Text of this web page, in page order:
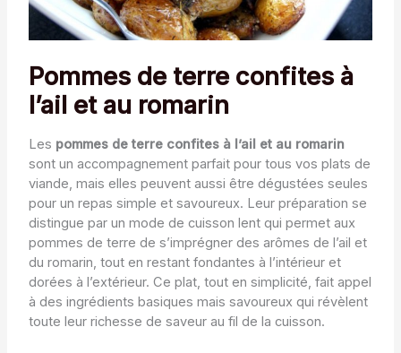
Pommes de terre confites à
l’ail et au romarin
Les pommes de terre confites à l’ail et au romarin
sont un accompagnement parfait pour tous vos plats de
viande, mais elles peuvent aussi être dégustées seules
pour un repas simple et savoureux. Leur préparation se
distingue par un mode de cuisson lent qui permet aux
pommes de terre de s’imprégner des arômes de l’ail et
du romarin, tout en restant fondantes à l’intérieur et
dorées à l’extérieur. Ce plat, tout en simplicité, fait appel
à des ingrédients basiques mais savoureux qui révèlent
toute leur richesse de saveur au fil de la cuisson.